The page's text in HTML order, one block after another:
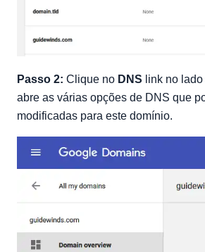
Passo 2: Clique no DNS link no
abre as várias opções de DNS que
modificadas para este domínio.